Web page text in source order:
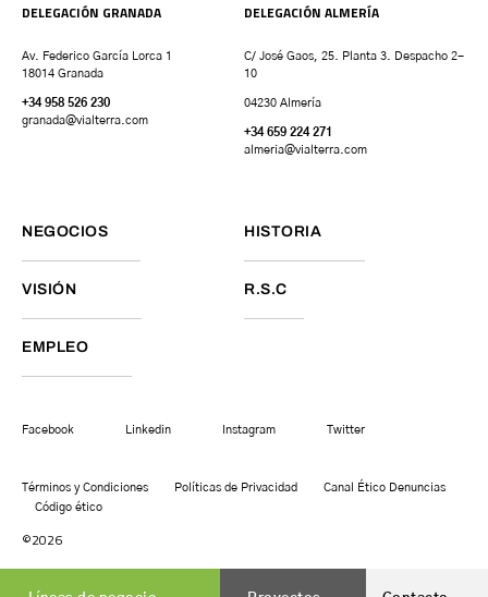
DELEGACIÓN GRANADA
Av. Federico García Lorca 1
18014 Granada
+34 958 526 230
granada@vialterra.com
DELEGACIÓN ALMERÍA
C/ José Gaos, 25. Planta 3. Despacho 2-
10
04230 Almería
+34 659 224 271
almeria@vialterra.com
NEGOCIOS HISTORIA
VISIÓN R.S.C
EMPLEO
Facebook Linkedin Instagram Twitter
Términos y Condiciones Políticas de Privacidad
Canal Ético Denuncias
Código ético
©2026